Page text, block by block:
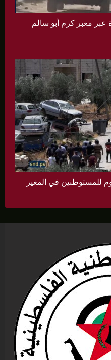
للمستوطنين في المغير